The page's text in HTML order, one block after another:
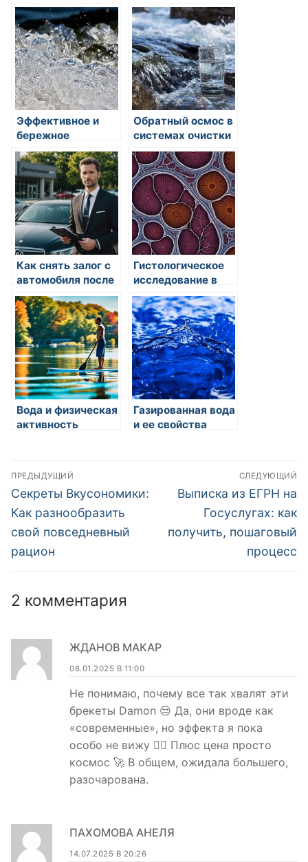
Мадагаскария на
ЧТЗ в Челябинске:
забота о здоровье
детей
подготовке к
похоронам в
Санкт-Петербурге
Эффективное и
бережное
использование
воды: советы и
рекомендации
Обратный осмос в
системах очистки
воды: принципы
работы и
преимущества
Как снять залог с
автомобиля после
погашения
кредита: сроки,
ГИБДД
Гистологическое
исследование в
Казани: цена и
качество услуг
Вода и физическая
активность
Газированная вода
и ее свойства
Навигация
по
записям
ПРЕДЫДУЩИЙ
Предыдущая
запись:
Секреты Вкусономики:
Как разнообразить
свой повседневный
рацион
СЛЕДУЮЩИЙ
Следующая
запись:
Выписка из ЕГРН на
Госуслугах: как
получить, пошаговый
процесс
2 комментария
ЖДАНОВ МАКАР
08.01.2025 В 11:00
Не понимаю, почему все так хвалят эти
брекеты Damon 😒 Да, они вроде как
«современные», но эффекта я пока
особо не вижу 🤷‍♂️ Плюс цена просто
космос 🚀 В общем, ожидала большего,
разочарована.
ПАХОМОВА АНЕЛЯ
14.07.2025 В 20:26